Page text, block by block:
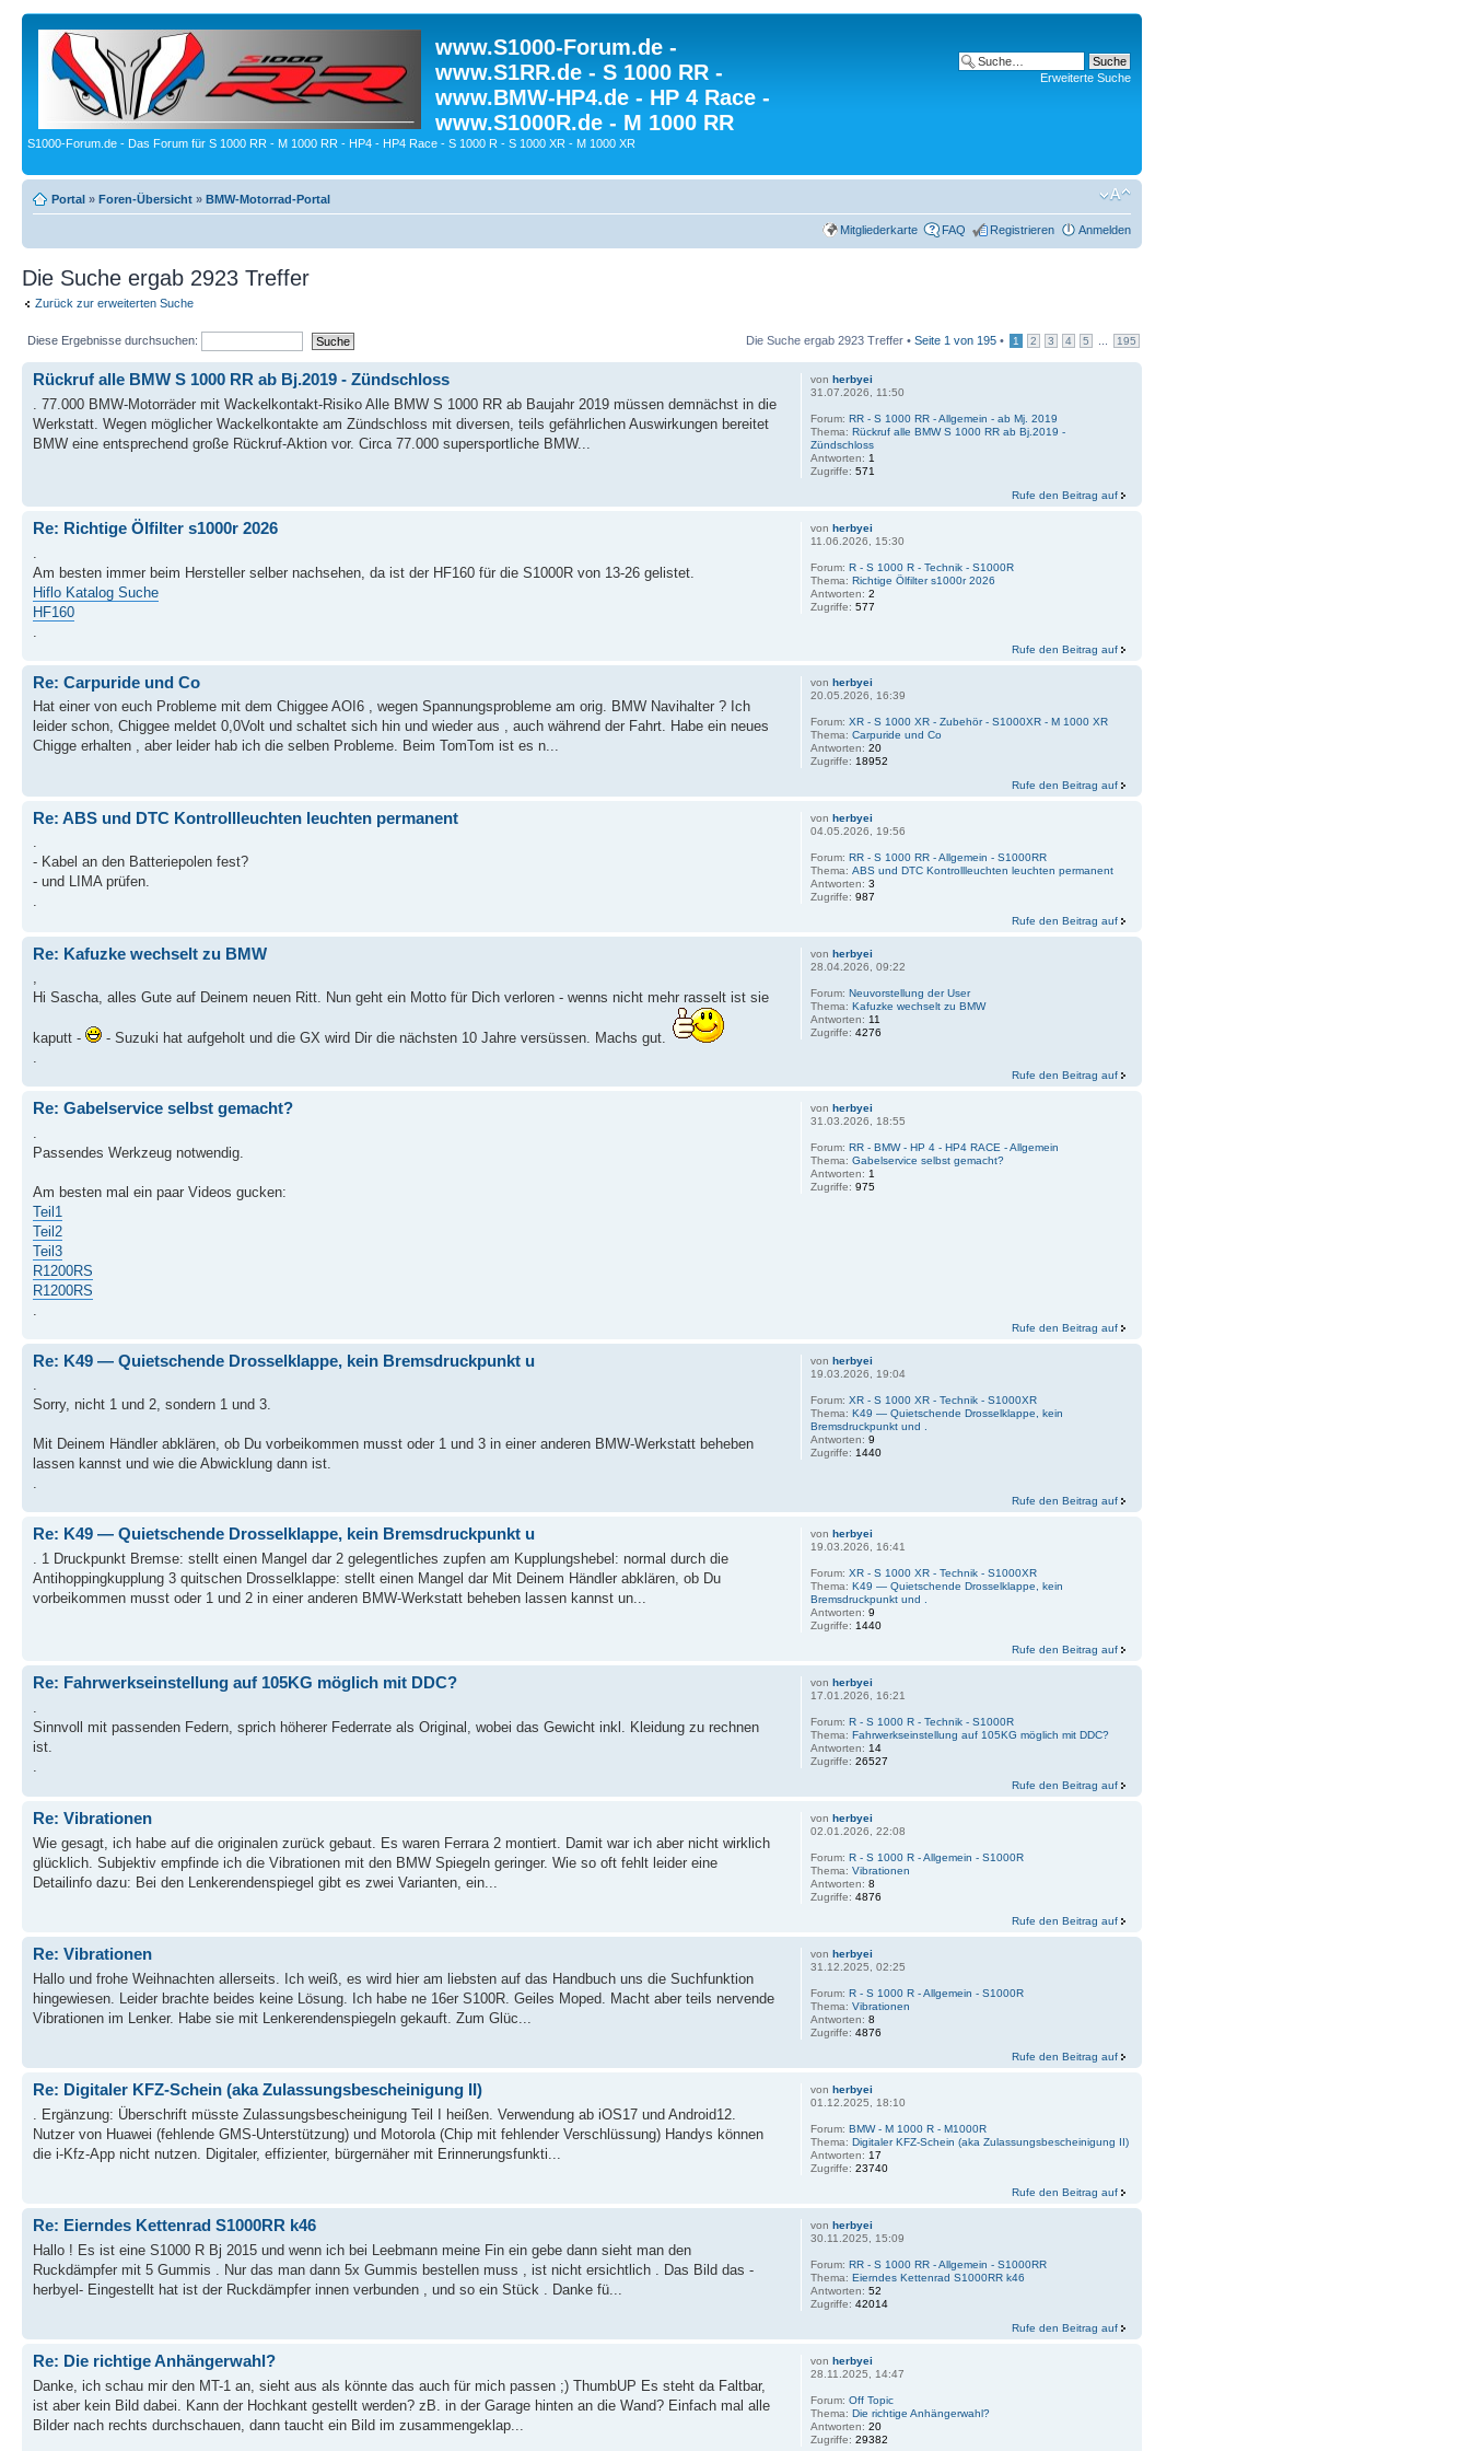
www.S1000-Forum.de -
www.S1RR.de - S 1000 RR -
www.BMW-HP4.de - HP 4 Race -
www.S1000R.de - M 1000 RR
S1000-Forum.de - Das Forum für S 1000 RR - M 1000 RR - HP4 - HP4 Race - S 1000 R - S 1000 XR - M 1000 XR
Erweiterte Suche
Portal » Foren-Übersicht » BMW-Motorrad-Portal
Mitgliederkarte FAQ Registrieren Anmelden
Die Suche ergab 2923 Treffer
Zurück zur erweiterten Suche
Diese Ergebnisse durchsuchen: Die Suche ergab 2923 Treffer • Seite 1 von 195 • 1 2 3 4 5 195
Rückruf alle BMW S 1000 RR ab Bj.2019 - Zündschloss
. 77.000 BMW-Motorräder mit Wackelkontakt-Risiko Alle BMW S 1000 RR ab Baujahr 2019 müssen demnächst in die
Werkstatt. Wegen möglicher Wackelkontakte am Zündschloss mit diversen, teils gefährlichen Auswirkungen bereitet
BMW eine entsprechend große Rückruf-Aktion vor. Circa 77.000 supersportliche BMW...
von herbyei
31.07.2026, 11:50
Forum: RR - S 1000 RR - Allgemein - ab Mj. 2019
Thema: Rückruf alle BMW S 1000 RR ab Bj.2019 -
Zündschloss
Antworten: 1
Zugriffe: 571
Rufe den Beitrag auf
Re: Richtige Ölfilter s1000r 2026
Am besten immer beim Hersteller selber nachsehen, da ist der HF160 für die S1000R von 13-26 gelistet.
Hiflo Katalog Suche
HF160
von herbyei
11.06.2026, 15:30
Forum: R - S 1000 R - Technik - S1000R
Thema: Richtige Ölfilter s1000r 2026
Antworten: 2
Zugriffe: 577
Rufe den Beitrag auf
Re: Carpuride und Co
Hat einer von euch Probleme mit dem Chiggee AOI6 , wegen Spannungsprobleme am orig. BMW Navihalter ? Ich
leider schon, Chiggee meldet 0,0Volt und schaltet sich hin und wieder aus , auch während der Fahrt. Habe ein neues
Chigge erhalten , aber leider hab ich die selben Probleme. Beim TomTom ist es n...
von herbyei
20.05.2026, 16:39
Forum: XR - S 1000 XR - Zubehör - S1000XR - M 1000 XR
Thema: Carpuride und Co
Antworten: 20
Zugriffe: 18952
Rufe den Beitrag auf
Re: ABS und DTC Kontrollleuchten leuchten permanent
.
- Kabel an den Batteriepolen fest?
- und LIMA prüfen.
.
von herbyei
04.05.2026, 19:56
Forum: RR - S 1000 RR - Allgemein - S1000RR
Thema: ABS und DTC Kontrollleuchten leuchten permanent
Antworten: 3
Zugriffe: 987
Rufe den Beitrag auf
Re: Kafuzke wechselt zu BMW
,
Hi Sascha, alles Gute auf Deinem neuen Ritt. Nun geht ein Motto für Dich verloren - wenns nicht mehr rasselt ist sie
kaputt -
- Suzuki hat aufgeholt und die GX wird Dir die nächsten 10 Jahre versüssen. Machs gut.
.
von herbyei
28.04.2026, 09:22
Forum: Neuvorstellung der User
Thema: Kafuzke wechselt zu BMW
Antworten: 11
Zugriffe: 4276
Rufe den Beitrag auf
Re: Gabelservice selbst gemacht?
Passendes Werkzeug notwendig.
Am besten mal ein paar Videos gucken:
Teil1
Teil2
Teil3
R1200RS
R1200RS
von herbyei
31.03.2026, 18:55
Forum: RR - BMW - HP 4 - HP4 RACE - Allgemein
Thema: Gabelservice selbst gemacht?
Antworten: 1
Zugriffe: 975
Rufe den Beitrag auf
Re: K49 — Quietschende Drosselklappe, kein Bremsdruckpunkt u
.
Sorry, nicht 1 und 2, sondern 1 und 3.
Mit Deinem Händler abklären, ob Du vorbeikommen musst oder 1 und 3 in einer anderen BMW-Werkstatt beheben
lassen kannst und wie die Abwicklung dann ist.
.
von herbyei
19.03.2026, 19:04
Forum: XR - S 1000 XR - Technik - S1000XR
Thema: K49 — Quietschende Drosselklappe, kein
Bremsdruckpunkt und .
Antworten: 9
Zugriffe: 1440
Rufe den Beitrag auf
Re: K49 — Quietschende Drosselklappe, kein Bremsdruckpunkt u
. 1 Druckpunkt Bremse: stellt einen Mangel dar 2 gelegentliches zupfen am Kupplungshebel: normal durch die
Antihoppingkupplung 3 quitschen Drosselklappe: stellt einen Mangel dar Mit Deinem Händler abklären, ob Du
vorbeikommen musst oder 1 und 2 in einer anderen BMW-Werkstatt beheben lassen kannst un...
von herbyei
19.03.2026, 16:41
Forum: XR - S 1000 XR - Technik - S1000XR
Thema: K49 — Quietschende Drosselklappe, kein
Bremsdruckpunkt und .
Antworten: 9
Zugriffe: 1440
Rufe den Beitrag auf
Re: Fahrwerkseinstellung auf 105KG möglich mit DDC?
Sinnvoll mit passenden Federn, sprich höherer Federrate als Original, wobei das Gewicht inkl. Kleidung zu rechnen
ist.
von herbyei
17.01.2026, 16:21
Forum: R - S 1000 R - Technik - S1000R
Thema: Fahrwerkseinstellung auf 105KG möglich mit DDC?
Antworten: 14
Zugriffe: 26527
Rufe den Beitrag auf
Re: Vibrationen
Wie gesagt, ich habe auf die originalen zurück gebaut. Es waren Ferrara 2 montiert. Damit war ich aber nicht wirklich
glücklich. Subjektiv empfinde ich die Vibrationen mit den BMW Spiegeln geringer. Wie so oft fehlt leider eine
Detailinfo dazu: Bei den Lenkerendenspiegel gibt es zwei Varianten, ein...
von herbyei
02.01.2026, 22:08
Forum: R - S 1000 R - Allgemein - S1000R
Thema: Vibrationen
Antworten: 8
Zugriffe: 4876
Rufe den Beitrag auf
Re: Vibrationen
Hallo und frohe Weihnachten allerseits. Ich weiß, es wird hier am liebsten auf das Handbuch uns die Suchfunktion
hingewiesen. Leider brachte beides keine Lösung. Ich habe ne 16er S100R. Geiles Moped. Macht aber teils nervende
Vibrationen im Lenker. Habe sie mit Lenkerendenspiegeln gekauft. Zum Glüc...
von herbyei
31.12.2025, 02:25
Forum: R - S 1000 R - Allgemein - S1000R
Thema: Vibrationen
Antworten: 8
Zugriffe: 4876
Rufe den Beitrag auf
Re: Digitaler KFZ-Schein (aka Zulassungsbescheinigung II)
. Ergänzung: Überschrift müsste Zulassungsbescheinigung Teil I heißen. Verwendung ab iOS17 und Android12.
Nutzer von Huawei (fehlende GMS-Unterstützung) und Motorola (Chip mit fehlender Verschlüssung) Handys können
die i-Kfz-App nicht nutzen. Digitaler, effizienter, bürgernäher mit Erinnerungsfunkti...
von herbyei
01.12.2025, 18:10
Forum: BMW - M 1000 R - M1000R
Thema: Digitaler KFZ-Schein (aka Zulassungsbescheinigung II)
Antworten: 17
Zugriffe: 23740
Rufe den Beitrag auf
Re: Eierndes Kettenrad S1000RR k46
Hallo ! Es ist eine S1000 R Bj 2015 und wenn ich bei Leebmann meine Fin ein gebe dann sieht man den
Ruckdämpfer mit 5 Gummis . Nur das man dann 5x Gummis bestellen muss , ist nicht ersichtlich . Das Bild das -
herbyel- Eingestellt hat ist der Ruckdämpfer innen verbunden , und so ein Stück . Danke fü...
von herbyei
30.11.2025, 15:09
Forum: RR - S 1000 RR - Allgemein - S1000RR
Thema: Eierndes Kettenrad S1000RR k46
Antworten: 52
Zugriffe: 42014
Rufe den Beitrag auf
Re: Die richtige Anhängerwahl?
Danke, ich schau mir den MT-1 an, sieht aus als könnte das auch für mich passen ;) ThumbUP Es steht da Faltbar,
ist aber kein Bild dabei. Kann der Hochkant gestellt werden? zB. in der Garage hinten an die Wand? Einfach mal alle
Bilder nach rechts durchschauen, dann taucht ein Bild im zusammengeklap...
von herbyei
28.11.2025, 14:47
Forum: Off Topic
Thema: Die richtige Anhängerwahl?
Antworten: 20
Zugriffe: 29382